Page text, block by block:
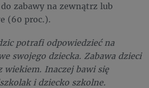
zabawy na zewnątrz lub
(60 proc.).
potrafi odpowiedzieć na
swojego dziecka. Zabawa dzieci
wiekiem. Inaczej bawi się
i dziecko szkolne.